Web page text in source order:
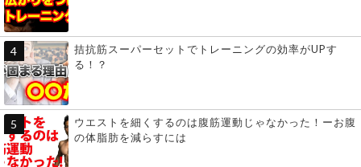
拮抗筋スーパーセットでトレーニングの効率がUPす
る！？
ウエストを細くするのは腹筋運動じゃなかった！ーお腹
の体脂肪を減らすには